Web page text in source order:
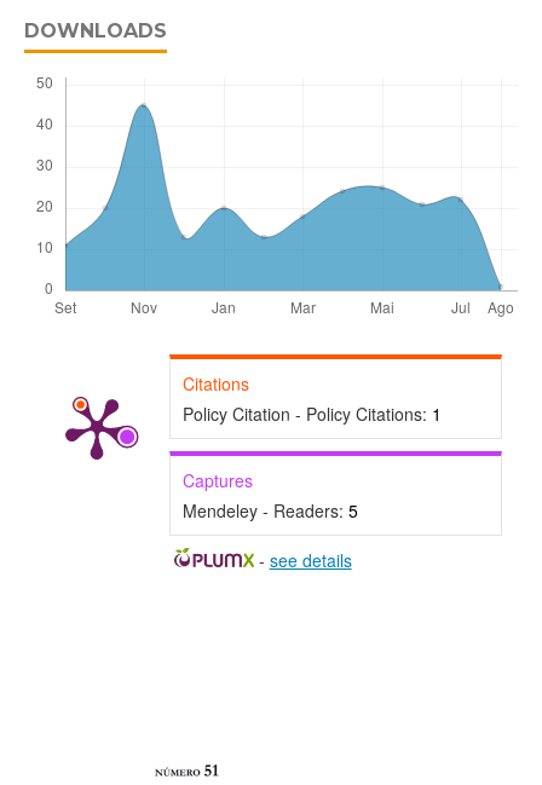
DOWNLOADS
Citations
Policy Citation - Policy Citations: 1
Captures
Mendeley - Readers: 5
- see details